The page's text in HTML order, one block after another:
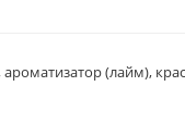
(лайм),